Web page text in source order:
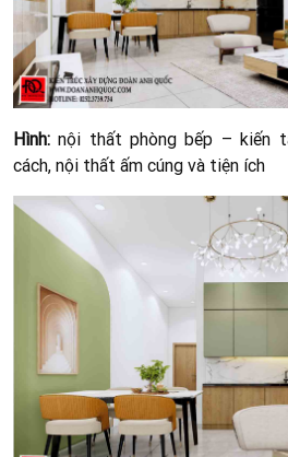
Hình: nội thất phòng bếp – kiến
cách, nội thất ấm cúng và tiện ích